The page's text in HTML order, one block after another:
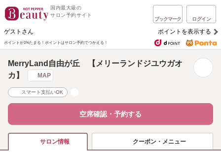
国内最大級の
サロン予約サイト
ブックマーク ログイン
ゲストさん ポイントを表示する
ポイントが1%たまる！ ポイントはサロン予約でつかえる！
MerryLand自由が丘 【メリーランドジユウガオ
カ】
MAP
スマート支払いOK
空席確認・予約する
サロン情報 クーポン・メニュー